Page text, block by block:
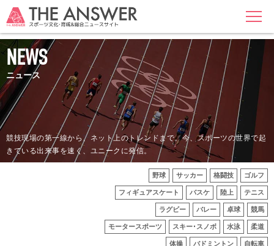
MENU
NEWS
ニュース
競技現場の第一線から、ネット上のトレンドまで。今、スポーツの世界で起
きている出来事を速く、ユニークに発信。
野球 サッカー 格闘技 ゴルフ
フィギュアスケート バスケ 陸上 テニス
ラグビー バレー 卓球 競馬
モータースポーツ スキー･スノボ 水泳 柔道
体操 バドミントン 自転車